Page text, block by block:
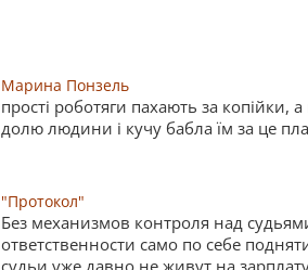
Марина Понзель
прості роботяги пахають за
долю людини і кучу бабла їм за це
"Протокол"
Без механизмов контроля над
ответственности само по себе